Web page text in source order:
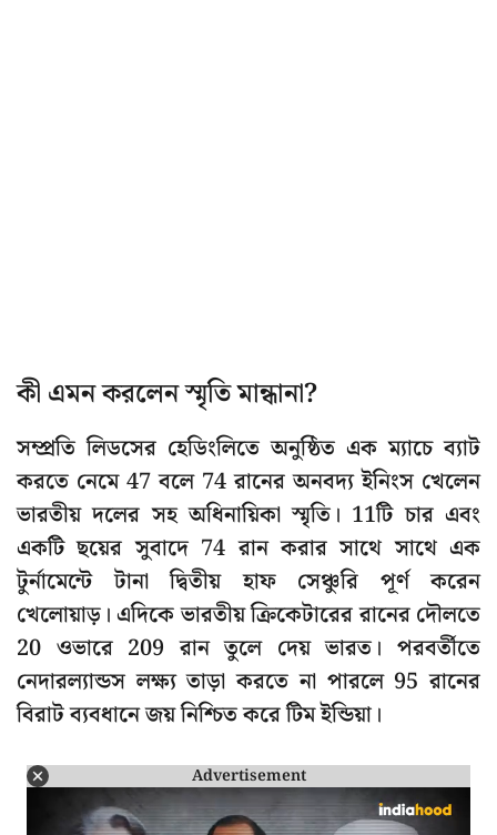
কী এমন করলেন স্মৃতি মান্ধানা?
সম্প্রতি লিডসের হেডিংলিতে অনুষ্ঠিত এক ম্যাচে ব্যাট
করতে নেমে 47 বলে 74 রানের অনবদ্য ইনিংস খেলেন
ভারতীয় দলের সহ অধিনায়িকা স্মৃতি। 11টি চার এবং
একটি ছয়ের সুবাদে 74 রান করার সাথে সাথে এক
টুর্নামেন্টে টানা দ্বিতীয় হাফ সেঞ্চুরি পূর্ণ করেন
খেলোয়াড়। এদিকে ভারতীয় ক্রিকেটারের রানের দৌলতে
20 ওভারে 209 রান তুলে দেয় ভারত। পরবর্তীতে
নেদারল্যান্ডস লক্ষ্য তাড়া করতে না পারলে 95 রানের
বিরাট ব্যবধানে জয় নিশ্চিত করে টিম ইন্ডিয়া।
Advertisement